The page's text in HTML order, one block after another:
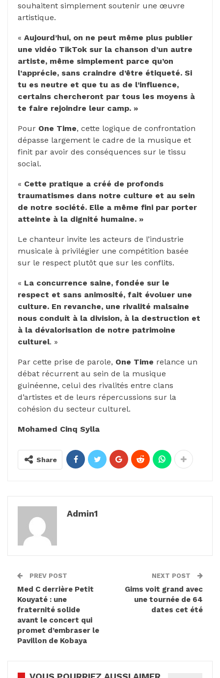
souhaitent simplement soutenir une œuvre
artistique.
« Aujourd’hui, on ne peut même plus publier
une vidéo TikTok sur la chanson d’un autre
artiste, même simplement parce qu’on
l’apprécie, sans craindre d’être étiqueté. Si
tu es neutre et que tu as de l’influence,
certains chercheront par tous les moyens à
te faire rejoindre leur camp. »
Pour One Time, cette logique de confrontation
dépasse largement le cadre de la musique et
finit par avoir des conséquences sur le tissu
social.
« Cette pratique a créé de profonds
traumatismes dans notre culture et au sein
de notre société. Elle a même fini par porter
atteinte à la dignité humaine. »
Le chanteur invite les acteurs de l’industrie
musicale à privilégier une compétition basée
sur le respect plutôt que sur les conflits.
« La concurrence saine, fondée sur le
respect et sans animosité, fait évoluer une
culture. En revanche, une rivalité malsaine
nous conduit à la division, à la destruction et
à la dévalorisation de notre patrimoine
culturel. »
Par cette prise de parole, One Time relance un
débat récurrent au sein de la musique
guinéenne, celui des rivalités entre clans
d’artistes et de leurs répercussions sur la
cohésion du secteur culturel.
Mohamed Cinq Sylla
Share
Admin1
PREV POST
Med C derrière Petit
Kouyaté : une
fraternité solide
avant le concert qui
promet d’embraser le
Pavillon de Kobaya
NEXT POST
Gims voit grand avec
une tournée de 64
dates cet été